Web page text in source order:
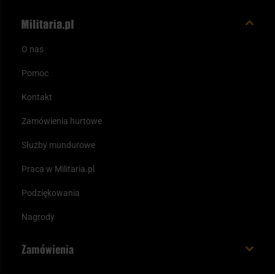
O nas
Pomoc
Kontakt
Zamówienia hurtowe
Służby mundurowe
Praca w Militaria.pl
Podziękowania
Nagrody
Zamówienia